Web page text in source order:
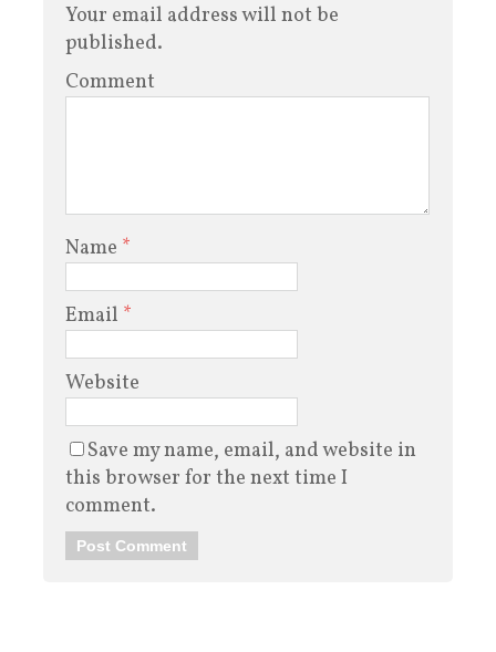
Your email address will not be
published.
Comment
Name *
Email *
Website
Save my name, email, and website in
this browser for the next time I
comment.